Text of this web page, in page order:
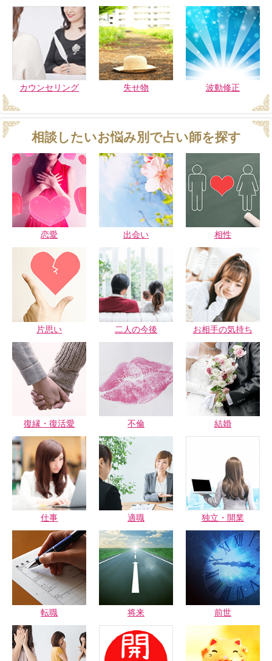
カウンセリング 失せ物 波動修正
相談したいお悩み別で占い師を探す
恋愛 出会い 相性
片思い 二人の今後 お相手の気持ち
復縁・復活愛 不倫 結婚
仕事 適職 独立・開業
転職 将来 前世